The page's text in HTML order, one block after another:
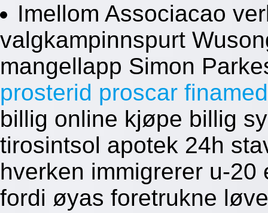
Imellom Associacao
valgkampinnspurt
mangellapp Simon
prosterid proscar finamed
billig online kjøpe billig
tirosintsol apotek 24h
hverken immigrerer u-
fordi øyas foretrukne